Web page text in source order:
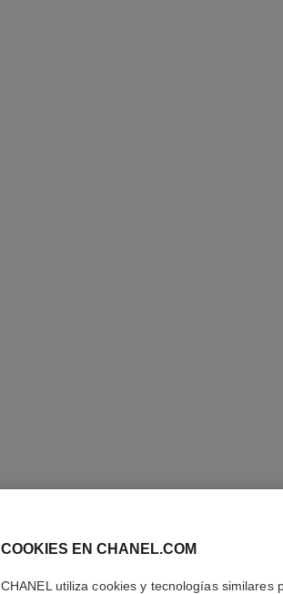
COOKIES EN CHANEL.COM
CHANEL utiliza cookies y tecnologías similares